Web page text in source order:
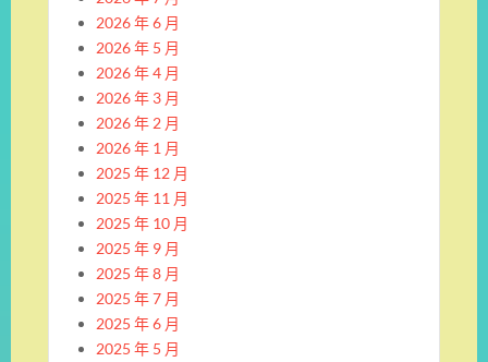
2026 年 6 月
2026 年 5 月
2026 年 4 月
2026 年 3 月
2026 年 2 月
2026 年 1 月
2025 年 12 月
2025 年 11 月
2025 年 10 月
2025 年 9 月
2025 年 8 月
2025 年 7 月
2025 年 6 月
2025 年 5 月